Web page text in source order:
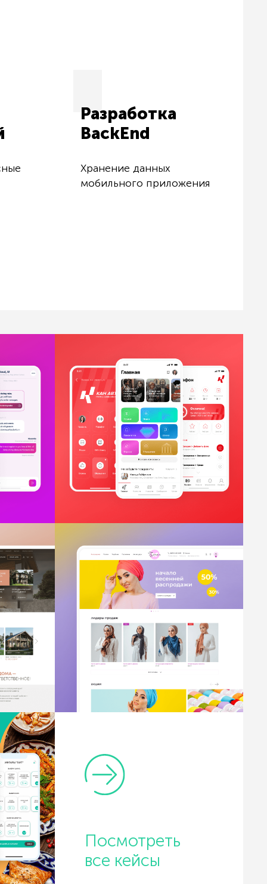
Разработка
BackEnd
Хранение данных
мобильного приложения
Посмотреть
все кейсы